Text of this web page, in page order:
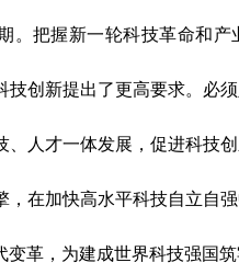
。把握新一轮科技革命和
技创新提出了更高要求。必
、人才一体发展，促进科技
，在加快高水平科技自立自
变革，为建成世界科技强国